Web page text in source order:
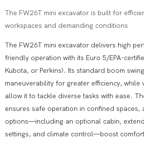
The FW26T mini excavator is built for
workspaces and demanding conditions
The FW26T mini excavator delivers high
friendly operation with its Euro 5/EPA-
Kubota, or Perkins). Its standard boom
maneuverability for greater efficiency, while
allow it to tackle diverse tasks with ease.
ensures safe operation in confined spaces,
options—including an optional cabin,
settings, and climate control—boost